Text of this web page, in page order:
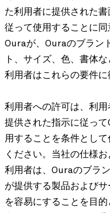
た利用者に提供された
従って使用することに同
Ouraが、Ouraのブラン
ト、サイズ、色、書体
利用者はこれらの要件に
利用者への許可は、利
提供された指示に従っ
用することを条件とし
ください。当社の仕様
利用者は、Ouraのブラ
が提供する製品および
を容易にすることを目